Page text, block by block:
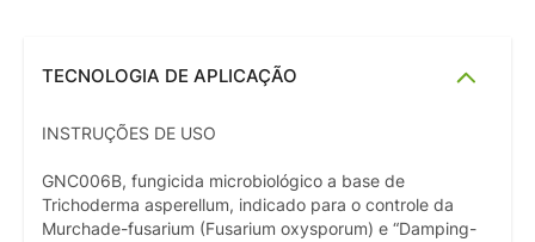
TECNOLOGIA DE APLICAÇÃO
INSTRUÇÕES DE USO
GNC006B, fungicida microbiológico a base de
Trichoderma asperellum, indicado para o controle da
Murchade-fusarium (Fusarium oxysporum) e “Damping-